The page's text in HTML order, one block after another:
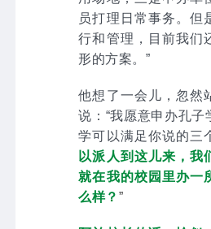
员打理日常事务。但
行和管理，目前我们
形的方案。”
他想了一会儿，忽然
说：“我愿意申办孔子
学可以满足你说的三
以派人到这儿来，我
就在我的校园里办一
么样？ ”